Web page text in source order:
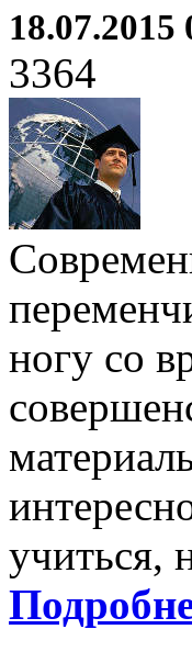
18.07.2015
3364
ногу со
учиться,